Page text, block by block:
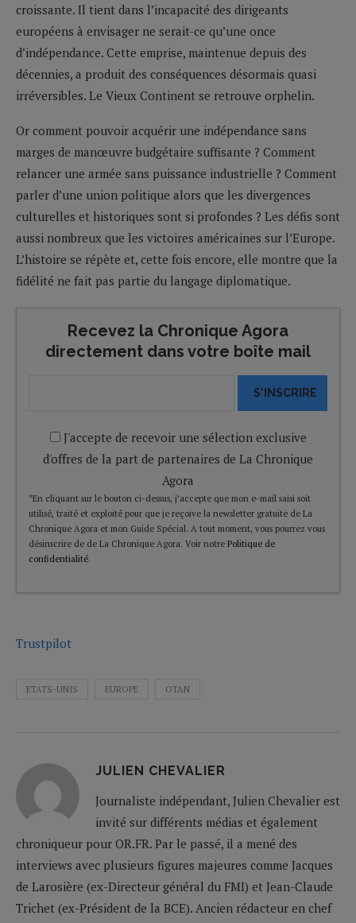
croissante. Il tient dans l’incapacité des dirigeants
européens à envisager ne serait-ce qu’une once
d’indépendance. Cette emprise, maintenue depuis des
décennies, a produit des conséquences désormais quasi
irréversibles. Le Vieux Continent se retrouve orphelin.
Or comment pouvoir acquérir une indépendance sans
marges de manœuvre budgétaire suffisante ? Comment
relancer une armée sans puissance industrielle ? Comment
parler d’une union politique alors que les divergences
culturelles et historiques sont si profondes ? Les défis sont
aussi nombreux que les victoires américaines sur l’Europe.
L’histoire se répète et, cette fois encore, elle montre que la
fidélité ne fait pas partie du langage diplomatique.
Recevez la Chronique Agora
directement dans votre boîte mail
S'INSCRIRE
J'accepte de recevoir une sélection exclusive
d'offres de la part de partenaires de La Chronique
Agora
*En cliquant sur le bouton ci-dessus, j’accepte que mon e-mail saisi soit
utilisé, traité et exploité pour que je reçoive la newsletter gratuite de La
Chronique Agora et mon Guide Spécial. A tout moment, vous pourrez vous
désinscrire de de La Chronique Agora. Voir notre Politique de
confidentialité.
Trustpilot
ETATS-UNIS EUROPE OTAN
JULIEN CHEVALIER
Journaliste indépendant, Julien Chevalier est
invité sur différents médias et également
chroniqueur pour OR.FR. Par le passé, il a mené des
interviews avec plusieurs figures majeures comme Jacques
de Larosière (ex-Directeur général du FMI) et Jean-Claude
Trichet (ex-Président de la BCE). Ancien rédacteur en chef